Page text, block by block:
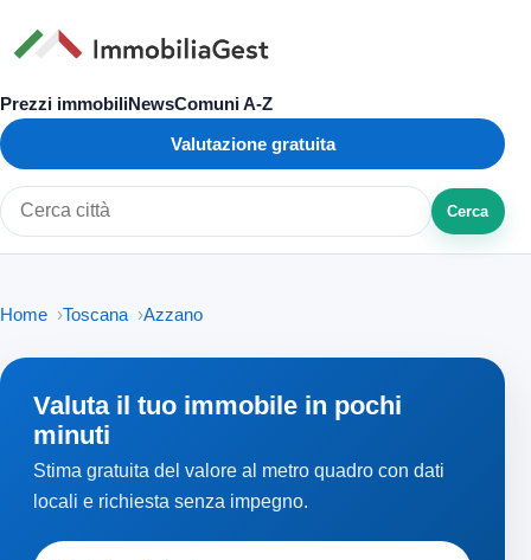
Prezzi immobiliNewsComuni A-Z
Valutazione gratuita
Cerca città o zona
Cerca
Home Toscana Azzano
Valuta il tuo immobile in pochi
minuti
Stima gratuita del valore al metro quadro con dati
locali e richiesta senza impegno.